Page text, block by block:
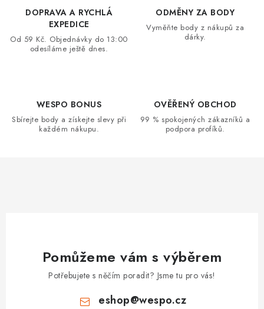
DOPRAVA A RYCHLÁ
EXPEDICE
Od 59 Kč. Objednávky do 13:00
odesíláme ještě dnes.
ODMĚNY ZA BODY
Vyměňte body z nákupů za
dárky.
WESPO BONUS
Sbírejte body a získejte slevy při
každém nákupu.
OVĚŘENÝ OBCHOD
99 % spokojených zákazníků a
podpora profíků.
Pomůžeme vám s výběrem
Potřebujete s něčím poradit? Jsme tu pro vás!
eshop@wespo.cz